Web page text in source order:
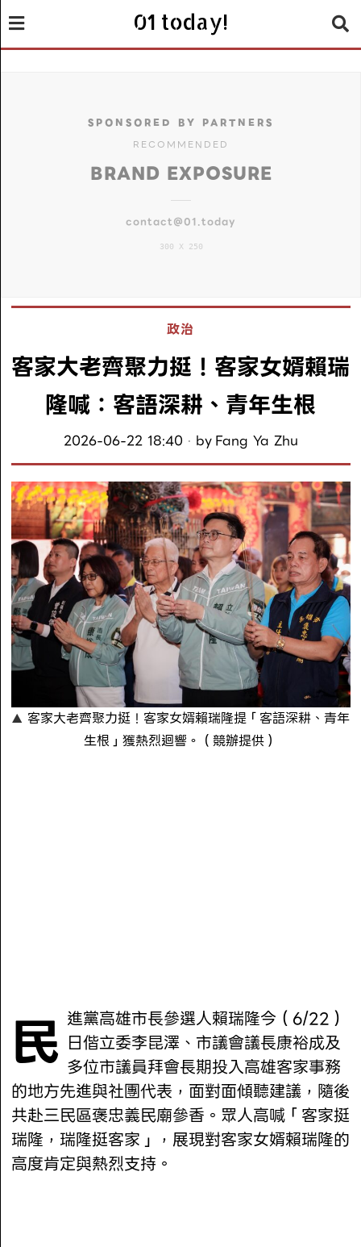
01 today!
SPONSORED BY PARTNERS
RECOMMENDED
BRAND EXPOSURE
contact@01.today
300 X 250
政治
客家大老齊聚力挺！客家女婿賴瑞
隆喊：客語深耕、青年生根
2026-06-22 18:40 by Fang Ya Zhu
客家大老齊聚力挺！客家女婿賴瑞隆提「客語深耕、青年
生根」獲熱烈迴響。（競辦提供）
民進黨高雄市長參選人賴瑞隆今（6/22） 日偕立委李昆澤、市議會議長康裕成及
多位市議員拜會長期投入高雄客家事務
的地方先進與社團代表，面對面傾聽建議，隨後
共赴三民區褒忠義民廟參香。眾人高喊「客家挺
瑞隆，瑞隆挺客家」，展現對客家女婿賴瑞隆的
高度肯定與熱烈支持。